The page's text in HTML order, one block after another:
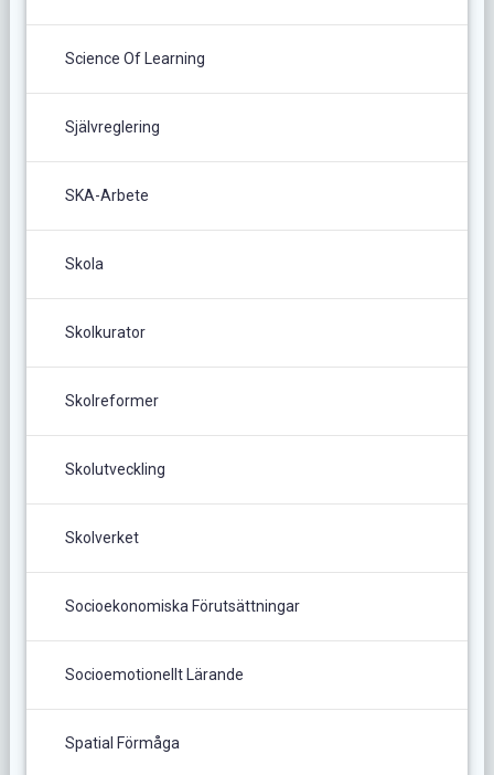
Science Of Learning
Självreglering
SKA-Arbete
Skola
Skolkurator
Skolreformer
Skolutveckling
Skolverket
Socioekonomiska Förutsättningar
Socioemotionellt Lärande
Spatial Förmåga